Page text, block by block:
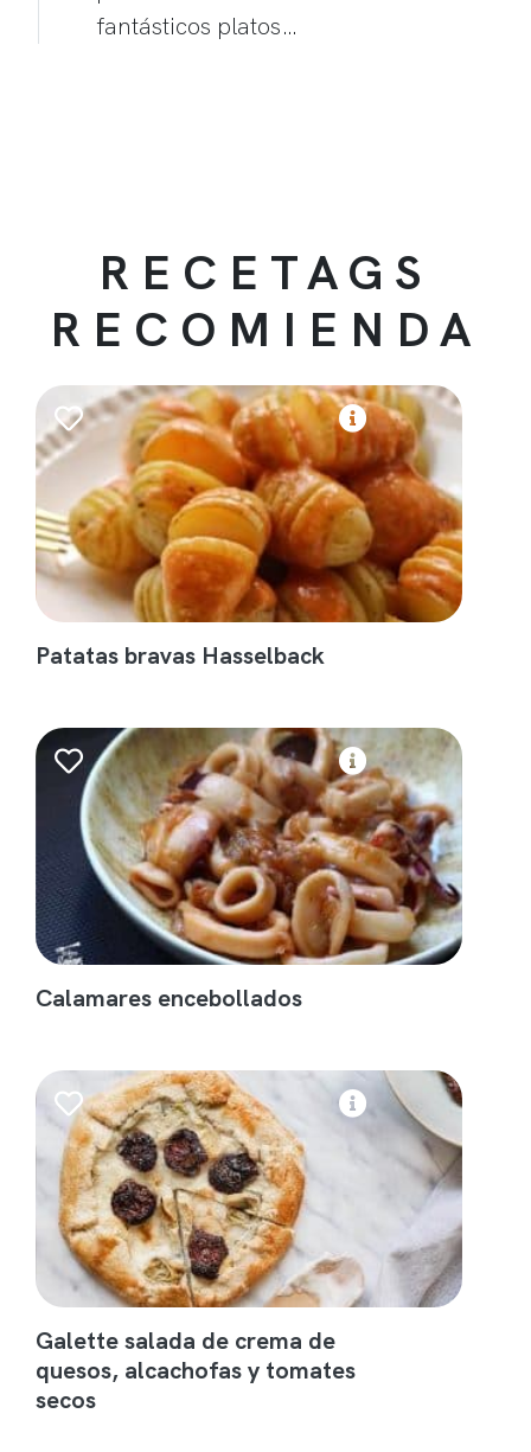
fantásticos platos…
RECETAGS
RECOMIENDA
Patatas bravas Hasselback
Calamares encebollados
Galette salada de crema de
quesos, alcachofas y tomates
secos